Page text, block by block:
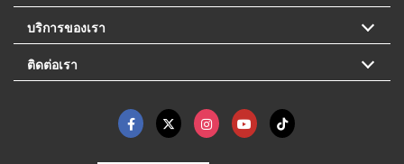
บริการของเรา
ติดต่อเรา